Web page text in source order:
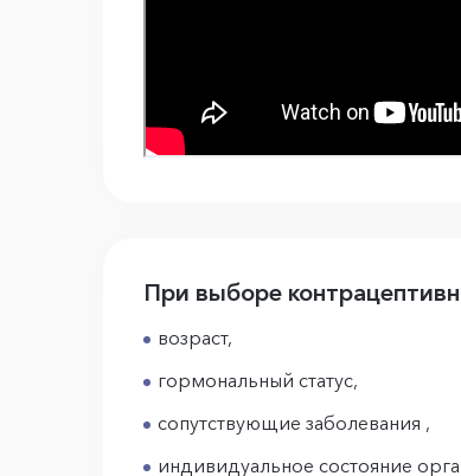
При выборе
возраст,
гормональный статус,
сопутствующие заболевания ,
индивидуальное состояние